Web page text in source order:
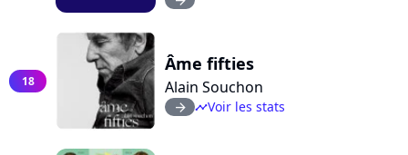
18
Âme fifties
Alain Souchon
arrow_right timelineVoir les stats